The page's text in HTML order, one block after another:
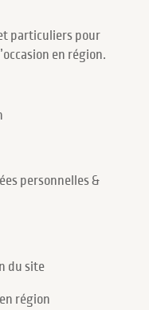
particuliers pour
en région.
personnelles &
du site
région